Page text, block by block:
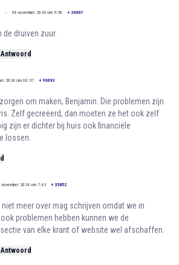
08 november 2024 om 9:58 + 20007
de druiven zuur.
Antwoord
2024 om 00:37 + 93093
om maken, Benjamin. Die problemen zijn
Zelf gecreëerd, dan moeten ze het ook zelf
zijn er dichter bij huis ook financiële
lossen.
november 2024 om 7:43 + 35852
meer over mag schrijven omdat we in
ook problemen hebben kunnen we de
van elke krant of website wel afschaffen.
Antwoord